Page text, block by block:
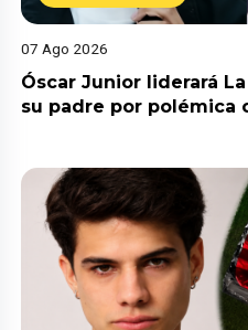
07 Ago 2026
Óscar Junior liderará
su padre por polémica